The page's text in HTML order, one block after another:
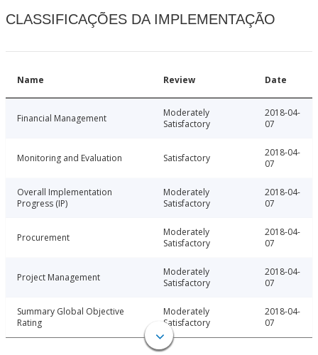
CLASSIFICAÇÕES DA IMPLEMENTAÇÃO
Name Review Date
Financial Management
Moderately
Satisfactory
2018-04-
07
Monitoring and Evaluation Satisfactory
2018-04-
07
Overall Implementation
Progress (IP)
Moderately
Satisfactory
2018-04-
07
Procurement
Moderately
Satisfactory
2018-04-
07
Project Management
Moderately
Satisfactory
2018-04-
07
Summary Global Objective
Rating
Moderately
Satisfactory
2018-04-
07